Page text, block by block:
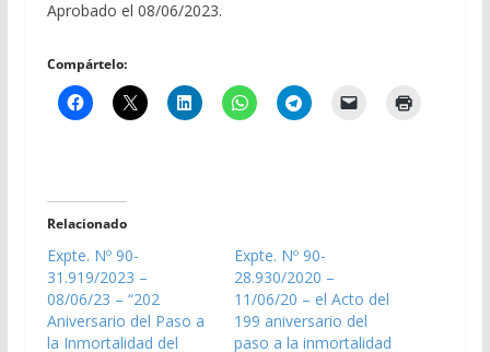
Aprobado el 08/06/2023.
Compártelo:
Relacionado
Expte. Nº 90-
31.919/2023 –
08/06/23 – “202
Aniversario del Paso a
la Inmortalidad del
Expte. Nº 90-
28.930/2020 –
11/06/20 – el Acto del
199 aniversario del
paso a la inmortalidad